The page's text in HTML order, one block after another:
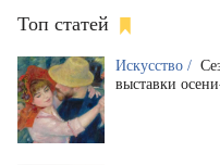
Топ статей
Искусство /
выставки